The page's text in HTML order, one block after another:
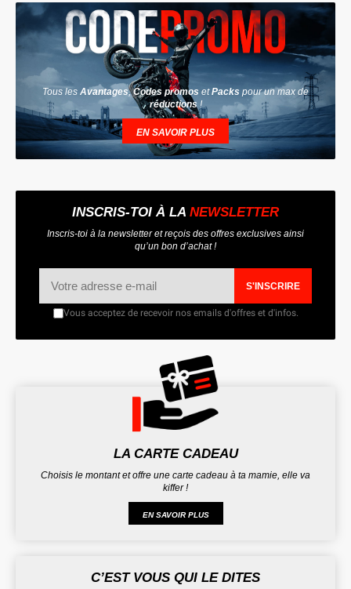
Tous les Avantages,Codes promos etPacks pour un max de
réductions !
EN SAVOIR PLUS
INSCRIS-TOI À LA NEWSLETTER
Inscris-toi à la newsletter et reçois des offres exclusives ainsi
qu’un bon d’achat !
S'INSCRIRE
Vous acceptez de recevoir nos emails d'offres et d'infos.
LA CARTE CADEAU
Choisis le montant et offre une carte cadeau à ta mamie, elle va
kiffer !
EN SAVOIR PLUS
C’EST VOUS QUI LE DITES